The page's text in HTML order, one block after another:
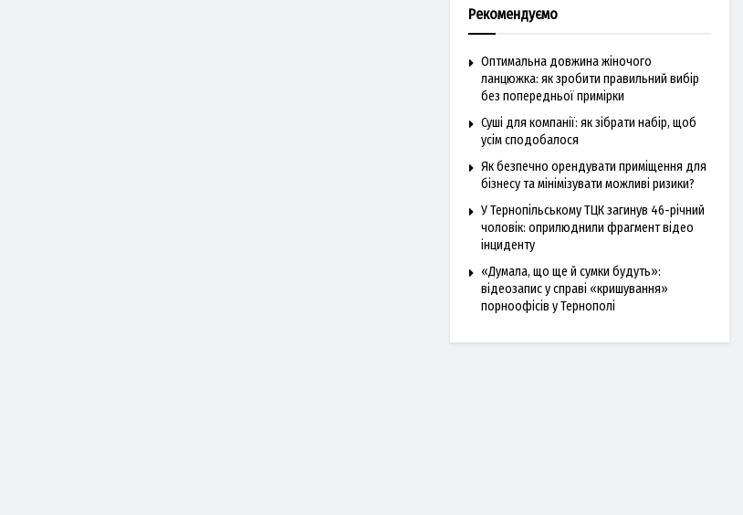
Рекомендуємо
Оптимальна довжина жіночого
ланцюжка: як зробити правильний вибір
без попередньої примірки
Суші для компанії: як зібрати набір, щоб
усім сподобалося
Як безпечно орендувати приміщення для
бізнесу та мінімізувати можливі ризики?
У Тернопільському ТЦК загинув 46-річний
чоловік: оприлюднили фрагмент відео
інциденту
«Думала, що ще й сумки будуть»:
відеозапис у справі «кришування»
порноофісів у Тернополі